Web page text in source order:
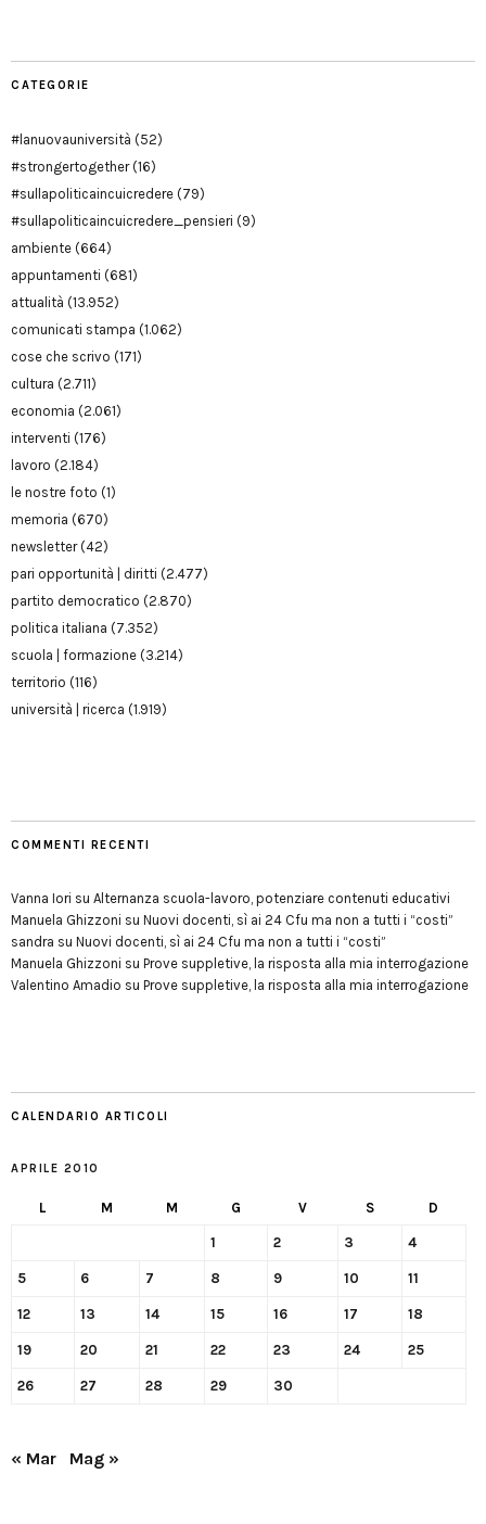
CATEGORIE
#lanuovauniversità (52)
#strongertogether(16)
#sullapoliticaincuicredere (79)
#sullapoliticaincuicredere_pensieri (9)
ambiente (664)
appuntamenti (681)
attualità (13.952)
comunicati stampa (1.062)
cose che scrivo (171)
cultura (2.711)
economia (2.061)
interventi (176)
lavoro (2.184)
le nostre foto (1)
memoria (670)
newsletter(42)
pari opportunità | diritti (2.477)
partito democratico (2.870)
politica italiana (7.352)
scuola | formazione (3.214)
territorio (116)
università | ricerca (1.919)
COMMENTI RECENTI
Vanna Iori su Alternanza scuola-lavoro, potenziare contenuti educativi
Manuela Ghizzoni su Nuovi docenti, sì ai 24 Cfu ma non a tutti i “costi”
sandra su Nuovi docenti, sì ai 24 Cfu ma non a tutti i “costi”
Manuela Ghizzoni su Prove suppletive, la risposta alla mia interrogazione
Valentino Amadio su Prove suppletive, la risposta alla mia interrogazione
CALENDARIO ARTICOLI
APRILE 2010
L M M G V S D
1 2 3 4
5 6 7 8 9 10 11
12 13 14 15 16 17 18
19 20 21 22 23 24 25
26 27 28 29 30
« Mar Mag »